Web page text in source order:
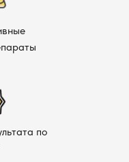
по